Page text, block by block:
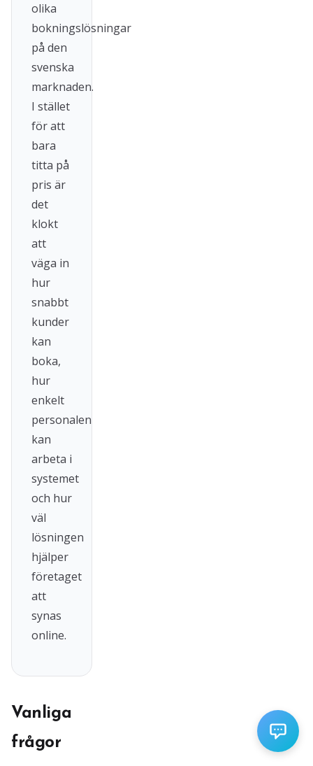
olika
bokningslösningar
på den
svenska
marknaden.
I stället
för att
bara
titta på
pris är
det
klokt
att
väga in
hur
snabbt
kunder
kan
boka,
hur
enkelt
personalen
kan
arbeta i
systemet
och hur
väl
lösningen
hjälper
företaget
att
synas
online.
Vanliga
frågor